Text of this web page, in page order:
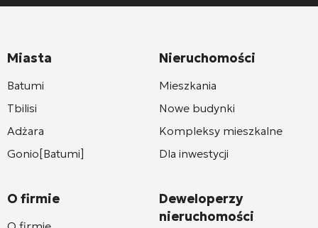
Miasta
Batumi
Tbilisi
Adżara
Gonio[Batumi]
O firmie
Nieruchomości
Mieszkania
Nowe budynki
Kompleksy mieszkalne
Dla inwestycji
Deweloperzy
nieruchomości